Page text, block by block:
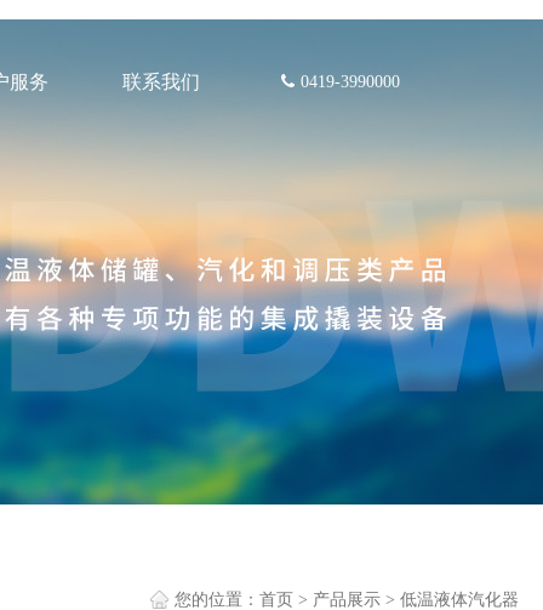
服务 联系我们 0419-3990000
您的位置： 首页 > 产品展示 > 低温液体汽化器